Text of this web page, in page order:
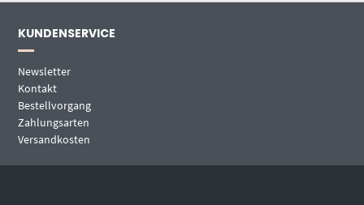
KUNDENSERVICE
Newsletter
Kontakt
Bestellvorgang
Zahlungsarten
Versandkosten